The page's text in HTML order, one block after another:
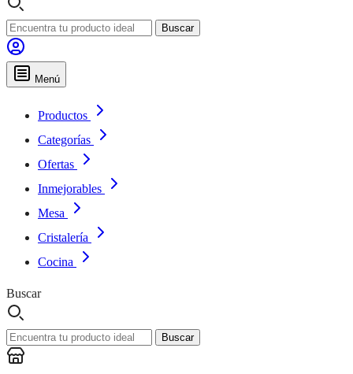
Buscar
Menú
Productos
Categorías
Ofertas
Inmejorables
Mesa
Cristalería
Cocina
Buscar
Buscar